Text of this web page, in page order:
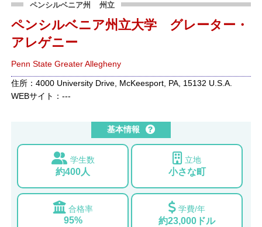
ペンシルベニア州 州立
ペンシルベニア州立大学 グレーター・
アレゲニー
Penn State Greater Allegheny
住所：4000 University Drive, McKeesport, PA, 15132 U.S.A.
WEBサイト：---
基本情報
学生数
約400人
立地
小さな町
合格率
95%
学費/年
約23,000ドル